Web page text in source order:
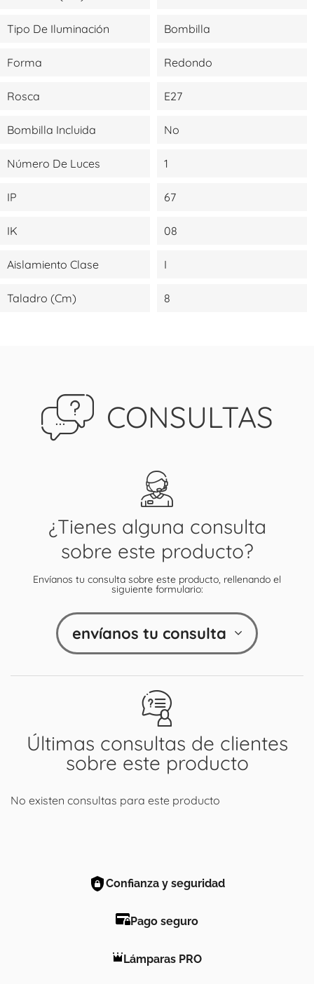
Tipo De Iluminación Bombilla
Forma Redondo
Rosca E27
Bombilla Incluida No
Número De Luces 1
IP 67
IK 08
Aislamiento Clase I
Taladro (cm) 8
CONSULTAS
Últimas consultas de clientes
sobre este producto
No existen consultas para este producto
¿Tienes alguna consulta
sobre este producto?
Envíanos tu consulta sobre este producto, rellenando el
siguiente formulario:
envíanos tu consulta
Confianza y seguridad
Pago seguro
Lámparas PRO